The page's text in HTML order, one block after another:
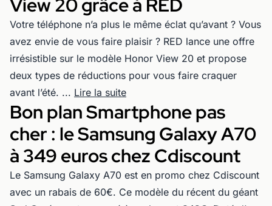
Votre téléphone n’a plus le même éclat qu’avant ? Vous
avez envie de vous faire plaisir ? RED lance une offre
irrésistible sur le modèle Honor View 20 et propose
deux types de réductions pour vous faire craquer
avant l’été. ... Lire la suite
Bon plan Smartphone pas
cher : le Samsung Galaxy A70
à 349 euros chez Cdiscount
Le Samsung Galaxy A70 est en promo chez Cdiscount
avec un rabais de 60€. Ce modèle du récent du géant